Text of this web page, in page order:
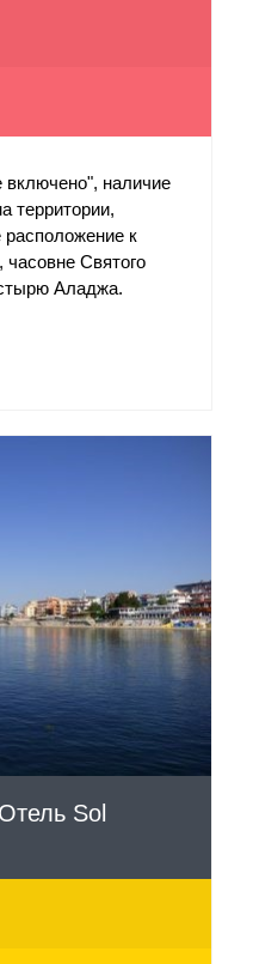
включено", наличие
территории,
расположение к
Святого
Аладжа.
Sol